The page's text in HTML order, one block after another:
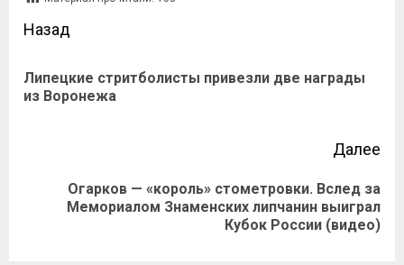
Назад
Липецкие стритболисты привезли две награды
из Воронежа
Далее
Огарков — «король» стометровки. Вслед за
Мемориалом Знаменских липчанин выиграл
Кубок России (видео)